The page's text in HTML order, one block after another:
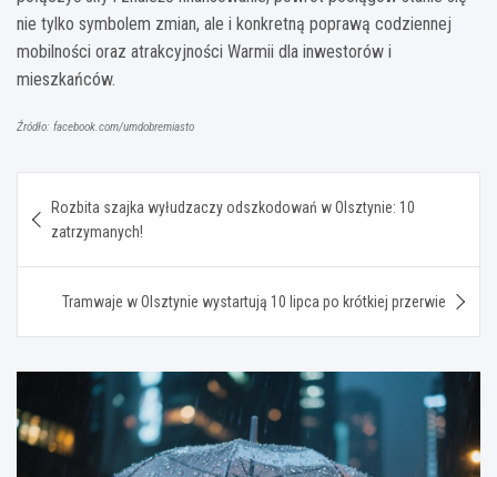
nie tylko symbolem zmian, ale i konkretną poprawą codziennej
mobilności oraz atrakcyjności Warmii dla inwestorów i
mieszkańców.
Źródło: facebook.com/umdobremiasto
wpisu
Rozbita szajka wyłudzaczy odszkodowań w Olsztynie: 10
zatrzymanych!
Tramwaje w Olsztynie wystartują 10 lipca po krótkiej przerwie